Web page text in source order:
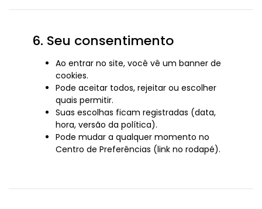
6. Seu consentimento
Ao entrar no site, você vê um banner de
cookies.
Pode aceitar todos, rejeitar ou escolher
quais permitir.
Suas escolhas ficam registradas (data,
hora, versão da política).
Pode mudar a qualquer momento no
Centro de Preferências (link no rodapé).